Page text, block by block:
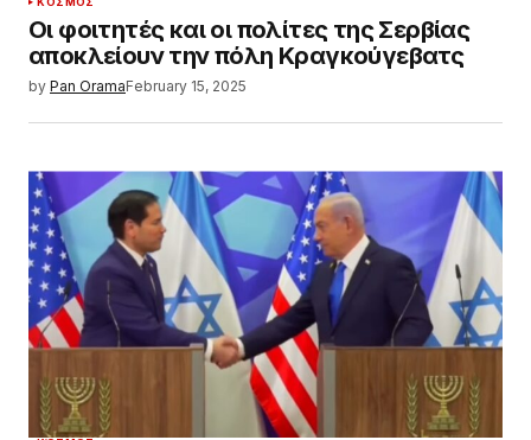
Οι φοιτητές και οι πολίτες της Σερβίας
αποκλείουν την πόλη Κραγκούγεβατς
by Pan OramaFebruary 15, 2025